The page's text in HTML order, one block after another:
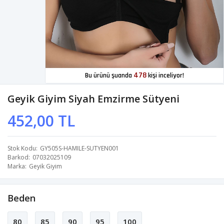
Bu ürünü şuanda 478kişi inceliyor!
Geyik Giyim Siyah Emzirme Sütyeni
452,00 TL
Stok Kodu GY505S-HAMILE-SUTYEN001
Barkod 07032025109
Marka Geyik Giyim
Beden
80 85 90 95 100